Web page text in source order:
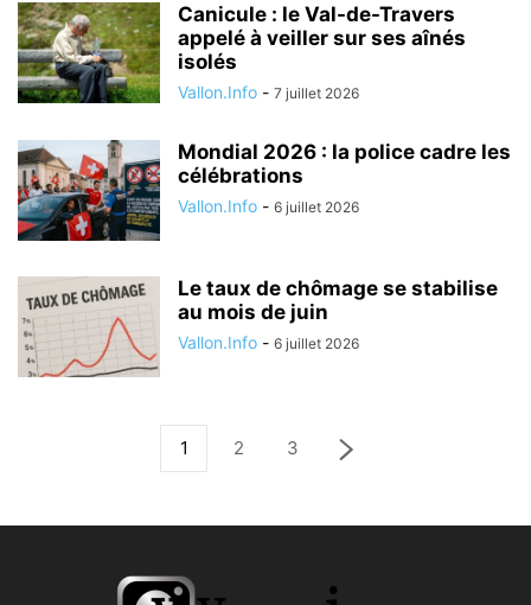
Canicule : le Val-de-Travers
appelé à veiller sur ses aînés
isolés
Vallon.Info - 7 juillet 2026
Mondial 2026 : la police cadre les
célébrations
Vallon.Info - 6 juillet 2026
Le taux de chômage se stabilise
au mois de juin
Vallon.Info - 6 juillet 2026
1 2 3